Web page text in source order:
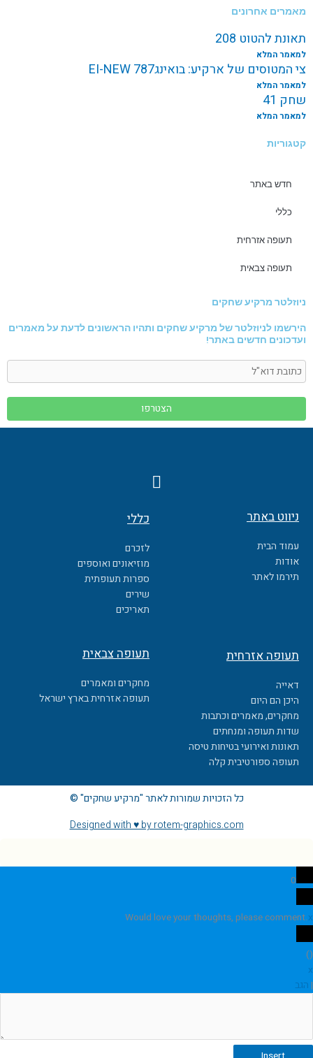
מאמרים אחרונים
תאונת להטוט 208
למאמר המלא
צי המטוסים של ארקיע: בואינג787 EI-NEW
למאמר המלא
שחק 41
למאמר המלא
קטגוריות
חדש באתר
כללי
תעופה אזרחית
תעופה צבאית
ניוזלטר מרקיע שחקים
הירשמו לניוזלטר של מרקיע שחקים ותהיו הראשונים לדעת על מאמרים
ועדכונים חדשים באתר!
F
a
e
b
o
o
k
ניווט באתר
עמוד הבית
אודות
תירמו לאתר
כללי
לזכרם
מוזיאונים ואוספים
ספרות תעופתית
שירים
תאריכים
תעופה אזרחית
דאייה
היכן הם היום
מחקרים, מאמרים וכתבות
שדות תעופה ומנחתים
תאונות ואירועי בטיחות טיסה
תעופה ספורטיבית קלה
תעופה צבאית
מחקרים ומאמרים
תעופה אזרחית בארץ ישראל
כל הזכויות שמורות לאתר "מרקיע שחקים" ©
Designed with ♥ by rotem-graphics.com
0
Would love your thoughts, please comment.x
(
)
x
| הגב